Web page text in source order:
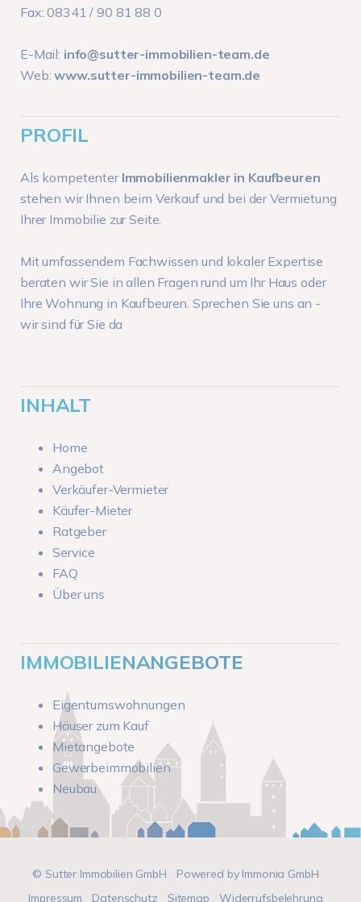
Fax: 08341 / 90 81 88 0
E-Mail: info@sutter-immobilien-team.de
Web:www.sutter-immobilien-team.de
PROFIL
Als kompetenter Immobilienmakler in Kaufbeuren
stehen wir Ihnen beim Verkauf und bei der Vermietung
Ihrer Immobilie zur Seite.
Mit umfassendem Fachwissen und lokaler Expertise
beraten wir Sie in allen Fragen rund um Ihr Haus oder
Ihre Wohnung in Kaufbeuren. Sprechen Sie uns an -
wir sind für Sie da
INHALT
Home
Angebot
Verkäufer-Vermieter
Käufer-Mieter
Ratgeber
Service
FAQ
Über uns
IMMOBILIENANGEBOTE
Eigentumswohnungen
Häuser zum Kauf
Mietangebote
Gewerbeimmobilien
Neubau
© Sutter Immobilien GmbH Powered by Immonia GmbH
Impressum
Datenschutz Sitemap Widerrufsbelehrung